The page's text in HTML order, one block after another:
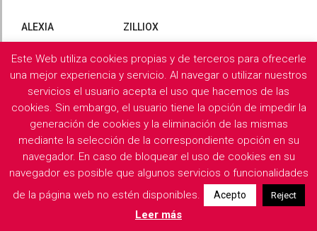
ALEXIA ZILLIOX
Martes yMiércolesdesde las:10:00hasta las:13:00 (Previa
cita)
PB.X2
Filología Griega y Latina
Descargar horarios de consulta del departamento
Este Web utiliza cookies propias y de terceros para ofrecerle
una mejor experiencia y servicio. Al navegar o utilizar nuestros
servicios el usuario acepta el uso que hacemos de las
cookies. Sin embargo, el usuario tiene la opción de impedir la
generación de cookies y la eliminación de las mismas
mediante la selección de la correspondiente opción en su
navegador. En caso de bloquear el uso de cookies en su
navegador es posible que algunos servicios o funcionalidades
de la página web no estén disponibles.
Acepto Reject
Leer más